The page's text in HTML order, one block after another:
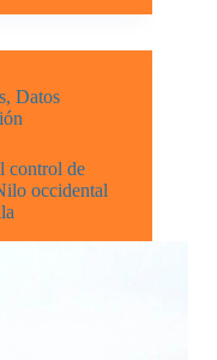
, Datos
control de
occidental